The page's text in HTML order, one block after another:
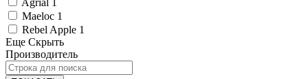
Maeloc 1
Rebel Apple 1
Еще Скрыть
Производитель